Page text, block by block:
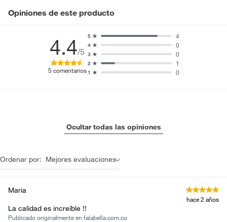
Opiniones de este producto
4.4/5
5 comentarios1 0
2 1
3 0
4 0
5 4
Ocultar todas las opiniones
Ordenar por: Mejores evaluaciones
Maria
hace 2 años
La calidad es increíble !!
Publicado originalmente en falabella.com.co